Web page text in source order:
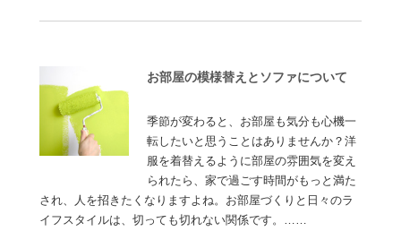
お部屋の模様替えとソファについて
季節が変わると、お部屋も気分も心機一
転したいと思うことはありませんか？洋
服を着替えるように部屋の雰囲気を変え
られたら、家で過ごす時間がもっと満た
され、人を招きたくなりますよね。お部屋づくりと日々のラ
イフスタイルは、切っても切れない関係です。……